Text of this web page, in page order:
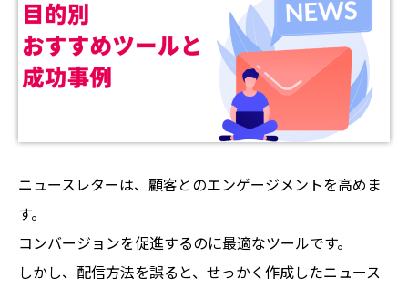
ニュースレターは、顧客とのエンゲージメントを高めま
す。
コンバージョンを促進するのに最適なツールです。
しかし、配信方法を誤ると、せっかく作成したニュース